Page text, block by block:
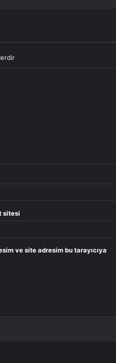
sitesi
ve site adresim bu tarayıcıya